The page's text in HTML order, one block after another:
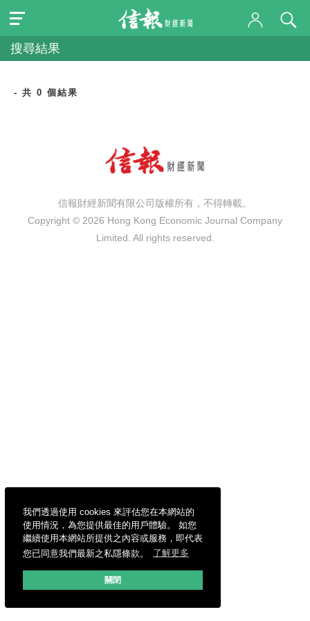
我們透過使用 cookies 來評估您在本網站的
使用情況，為您提供最佳的用戶體驗。 如您
繼續使用本網站所提供之內容或服務，即代表
您已同意我們最新之私隱條款。
了解更多
關閉
搜尋結果
- 共 0 個結果
信報財經新聞有限公司版權所有，不得轉載。
Copyright © 2026 Hong Kong Economic Journal Company
Limited. All rights reserved.